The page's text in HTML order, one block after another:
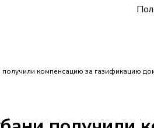
компенсацию за газификацию